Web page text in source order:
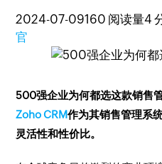
2024-07-09160 阅读量4
官
500强企业为何都选这款销售
Zoho CRM作为其销售管理系
灵活性和性价比。